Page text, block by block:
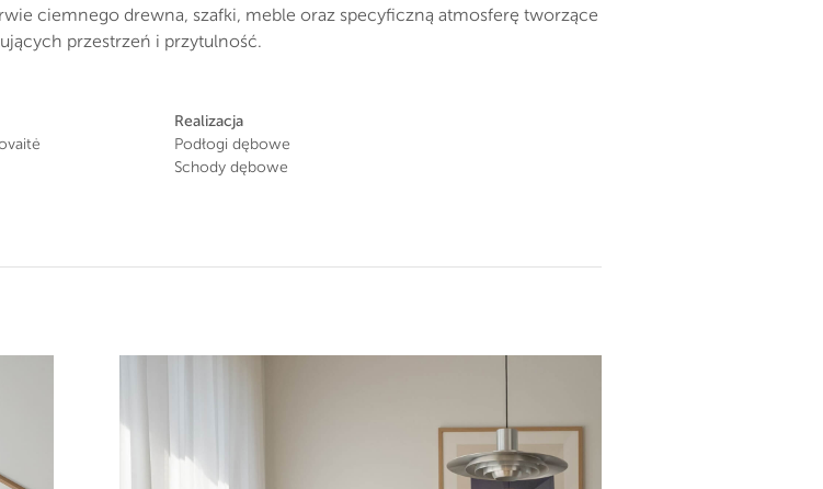
ciemnego drewna, szafki, meble oraz specyficzną atmosferę tworzące
przestrzeń i przytulność.
Realizacja
Podłogi dębowe
Schody dębowe